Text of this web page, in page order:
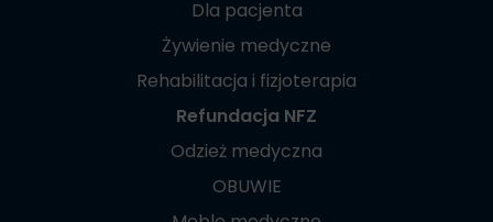
Dla pacjenta
Żywienie medyczne
Rehabilitacja i fizjoterapia
Refundacja NFZ
Odzież medyczna
OBUWIE